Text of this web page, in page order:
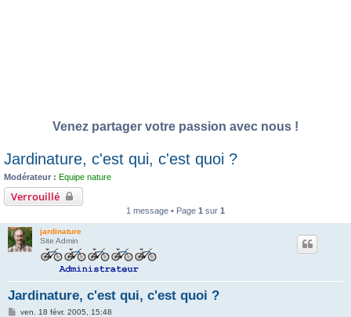
Venez partager votre passion avec nous !
Jardinature, c'est qui, c'est quoi ?
Modérateur : Equipe nature
Verrouillé
1 message • Page 1 sur 1
jardinature
Site Admin
Jardinature, c'est qui, c'est quoi ?
Mven. 18 févr. 2005, 15:48